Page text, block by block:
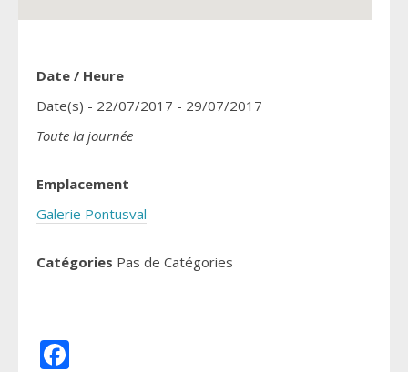
Date / Heure
Date(s) - 22/07/2017 - 29/07/2017
Toute la journée
Emplacement
Galerie Pontusval
Catégories Pas de Catégories